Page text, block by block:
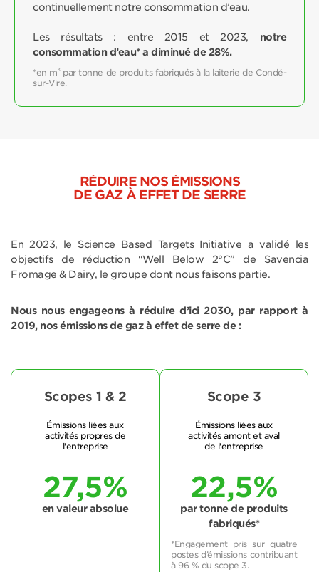
continuellement notre consommation d’eau.
Les résultats : entre 2015 et 2023, notre
consommation d’eau* a diminué de 28%.
*en m 3par tonne de produits fabriqués à la laiterie de Condé-
sur-Vire.
RÉDUIRE NOS ÉMISSIONS
DE GAZ À EFFET DE SERRE
En 2023, le Science Based Targets Initiative a validé les
objectifs de réduction “Well Below 2°C” de Savencia
Fromage & Dairy, le groupe dont nous faisons partie.
Nous nous engageons à réduire d’ici 2030, par rapport à
2019, nos émissions de gaz à effet de serre de :
Scopes 1 & 2
Émissions liées aux
activités propres de
l'entreprise
27,5%
en valeur absolue
Scope 3
Émissions liées aux
activités amont et aval
de l'entreprise
22,5%
par tonne de produits
fabriqués*
*Engagement pris sur quatre
postes d’émissions contribuant
à 96 % du scope 3.